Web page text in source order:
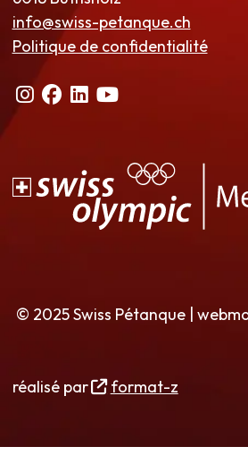
info@swiss-petanque.ch
Politique de confidentialité
© 2025 Swiss Pétanque |
réalisé par format-z